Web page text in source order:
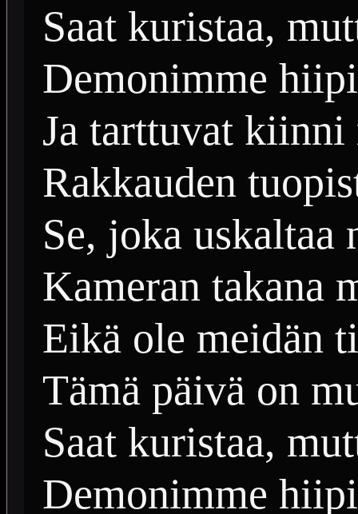
Saat kuristaa,
Demonimme
Ja tarttuvat kiinni
Rakkauden
Se, joka uskaltaa
Kameran takana
Eikä ole meidän
Tämä päivä on
Saat kuristaa,
Demonimme